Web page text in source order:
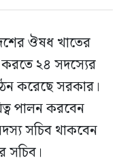
ঔষধ খাতের
করতে ২৪ সদস্যের
করেছে সরকার।
পালন করবেন
সচিব থাকবেন
সচিব।